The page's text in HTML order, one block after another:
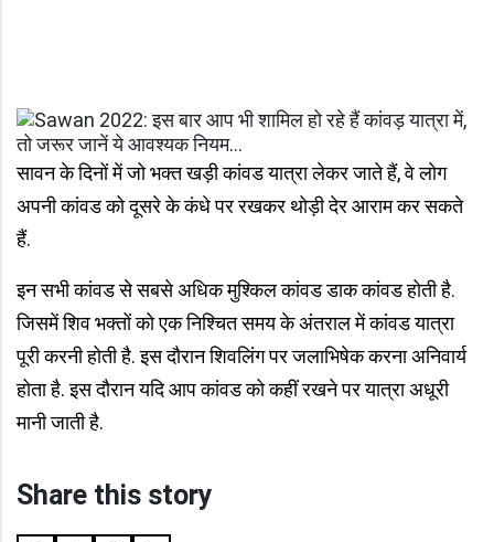
सावन के दिनों में जो भक्त खड़ी कांवड यात्रा लेकर जाते हैं, वे लोग
अपनी कांवड को दूसरे के कंधे पर रखकर थोड़ी देर आराम कर सकते
हैं.
इन सभी कांवड से सबसे अधिक मुश्किल कांवड डाक कांवड होती है.
जिसमें शिव भक्तों को एक निश्चित समय के अंतराल में कांवड यात्रा
पूरी करनी होती है. इस दौरान शिवलिंग पर जलाभिषेक करना अनिवार्य
होता है. इस दौरान यदि आप कांवड को कहीं रखने पर यात्रा अधूरी
मानी जाती है.
Share this story